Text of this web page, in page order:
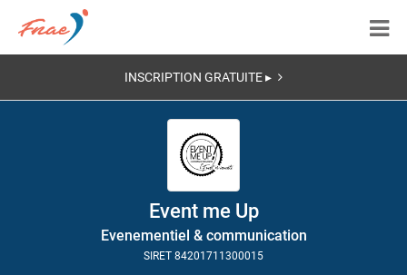
INSCRIPTION GRATUITE ▸
Event me Up
Evenementiel & communication
SIRET 84201711300015